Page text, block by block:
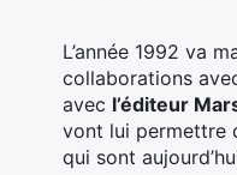
L’année 1992 va
collaborations
avec l’éditeur
vont lui permettre
qui sont